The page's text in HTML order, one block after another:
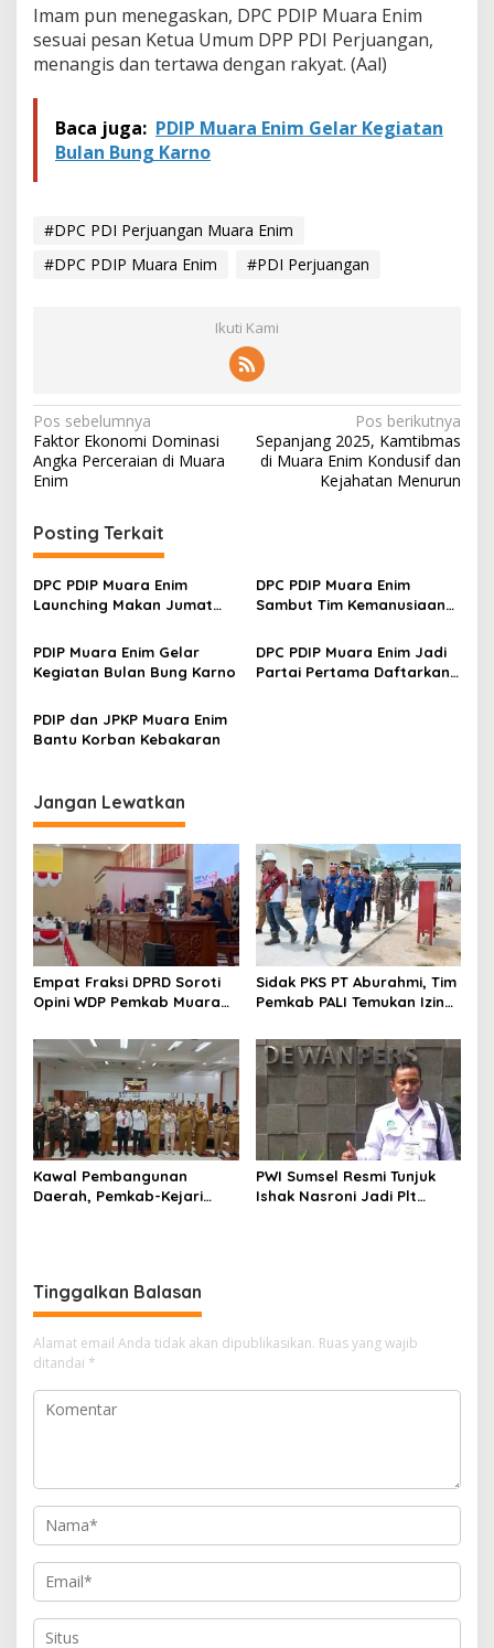
Imam pun menegaskan, DPC PDIP Muara Enim
sesuai pesan Ketua Umum DPP PDI Perjuangan,
menangis dan tertawa dengan rakyat. (Aal)
Baca juga: PDIP Muara Enim Gelar Kegiatan
Bulan Bung Karno
#DPC PDI Perjuangan Muara Enim
#DPC PDIP Muara Enim
#PDI Perjuangan
Ikuti Kami
N
a
v
i
g
a
s
i
p
s
Pos sebelumnya
Faktor Ekonomi Dominasi
Angka Perceraian di Muara
Enim
Pos berikutnya
Sepanjang 2025, Kamtibmas
di Muara Enim Kondusif dan
Kejahatan Menurun
Posting Terkait
DPC PDIP Muara Enim
Launching Makan Jumat
DPC PDIP Muara Enim
Sambut Tim Kemanusiaan
PDIP Muara Enim Gelar
Kegiatan Bulan Bung Karno
DPC PDIP Muara Enim Jadi
Partai Pertama Daftarkan
PDIP dan JPKP Muara Enim
Bantu Korban Kebakaran
Jangan Lewatkan
Empat Fraksi DPRD Soroti
Opini WDP Pemkab Muara
Kelola Keuangan
Sidak PKS PT Aburahmi, Tim
Pemkab PALI Temukan Izin
Kawal Pembangunan
Daerah, Pemkab-Kejari
PWI Sumsel Resmi Tunjuk
Ishak Nasroni Jadi Plt
Tinggalkan Balasan
Alamat email Anda tidak akan dipublikasikan. Ruas yang wajib
ditandai *